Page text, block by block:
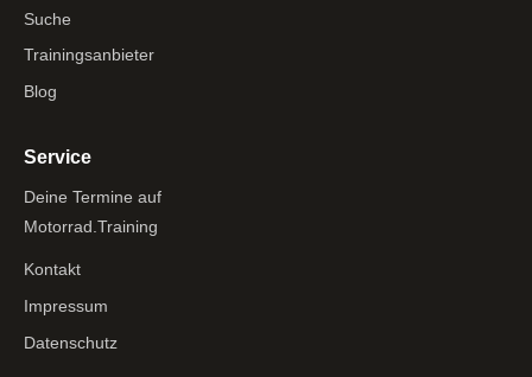
Suche
Trainingsanbieter
Blog
Service
Deine Termine auf
Motorrad.Training
Kontakt
Impressum
Datenschutz